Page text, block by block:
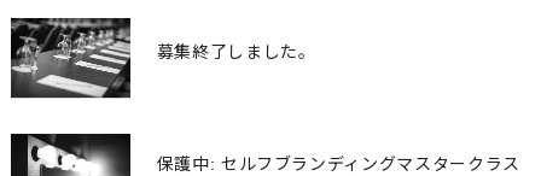
募集終了しました。
保護中: セルフブランディングマスタークラス